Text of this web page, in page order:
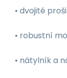
• dvojité
• robustní
• nátylník a